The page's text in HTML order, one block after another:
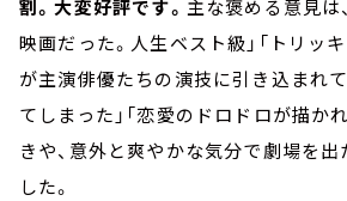
割。大変好評です。 主な褒める意見は
映画だった。人生ベスト級」「トリッ
が主演俳優たちの演技に引き込まれ
てしまった」「恋愛のドロドロが描か
きや、意外と爽やかな気分で劇場を出
した。